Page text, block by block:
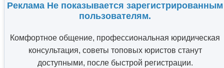
Реклама Не показывается зарегистрированным
пользователям.
Комфортное общение, профессиональная юридическая
консультация, советы топовых юристов станут
доступными, после быстрой регистрации.